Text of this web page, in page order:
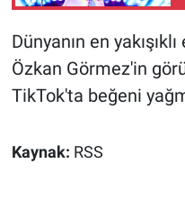
Dünyanın en
Özkan Görmez'in
TikTok'ta beğeni
Kaynak: RSS